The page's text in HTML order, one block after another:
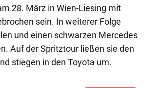
28. März in Wien-Liesing mit
sein. In weiterer Folge
und einen schwarzen Mercedes
Auf der Spritztour ließen sie den
stiegen in den Toyota um.